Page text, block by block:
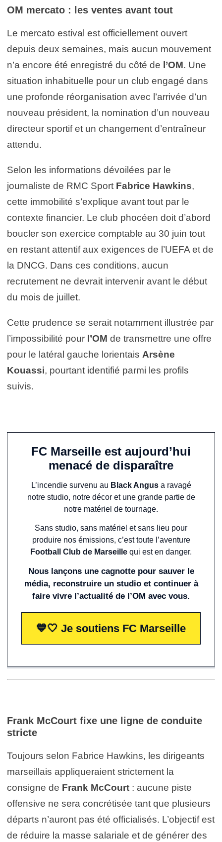
OM mercato : les ventes avant tout
Le mercato estival est officiellement ouvert
depuis deux semaines, mais aucun mouvement
n’a encore été enregistré du côté de l’OM. Une
situation inhabituelle pour un club engagé dans
une profonde réorganisation avec l’arrivée d’un
nouveau président, la nomination d’un nouveau
directeur sportif et un changement d’entraîneur
attendu.
Selon les informations dévoilées par le
journaliste de RMC Sport Fabrice Hawkins,
cette immobilité s’explique avant tout par le
contexte financier. Le club phocéen doit d’abord
boucler son exercice comptable au 30 juin tout
en restant attentif aux exigences de l’UEFA et de
la DNCG. Dans ces conditions, aucun
recrutement ne devrait intervenir avant le début
du mois de juillet.
Cette prudence se serait notamment illustrée par
l’impossibilité pour l’OM de transmettre une offre
pour le latéral gauche lorientais Arsène
Kouassi, pourtant identifié parmi les profils
suivis.
FC Marseille est aujourd’hui
menacé de disparaître
L’incendie survenu au Black Angusa ravagé
notre studio, notre décor et une grande partie de
notre matériel de tournage.
Sans studio, sans matériel et sans lieu pour
produire nos émissions, c’est toute l’aventure
Football Club de Marseille qui est en danger.
Nous lançons une cagnotte pour sauver le
média, reconstruire un studio et continuer à
faire vivre l’actualité de l’OM avec vous.
💙🤍 Je soutiens FC Marseille
Frank McCourt fixe une ligne de conduite
stricte
Toujours selon Fabrice Hawkins, les dirigeants
marseillais appliqueraient strictement la
consigne de Frank McCourt : aucune piste
offensive ne sera concrétisée tant que plusieurs
départs n’auront pas été officialisés. L’objectif est
de réduire la masse salariale et de générer des